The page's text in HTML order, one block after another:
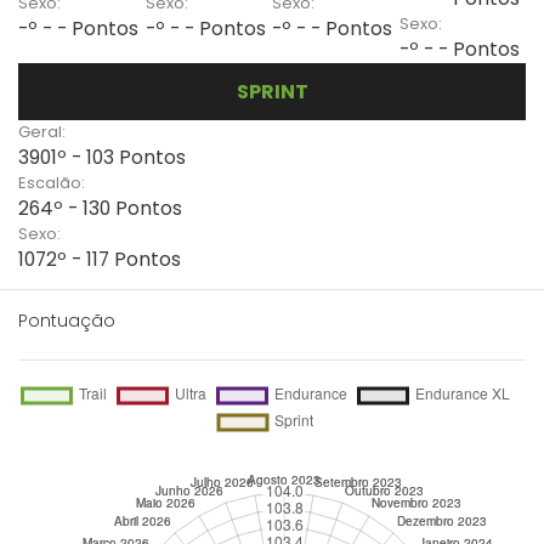
-º - - Pontos -º - - Pontos -º - - Pontos Sexo:
-º - - Pontos
SPRINT
Geral:
3901º - 103 Pontos
Escalão:
264º - 130 Pontos
Sexo:
1072º - 117 Pontos
Pontuação